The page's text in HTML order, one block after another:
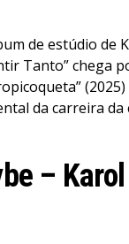
de estúdio de
Tanto” chega
da carreira da
–